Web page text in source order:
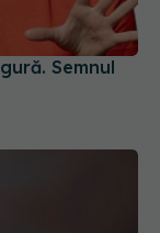
Semnul